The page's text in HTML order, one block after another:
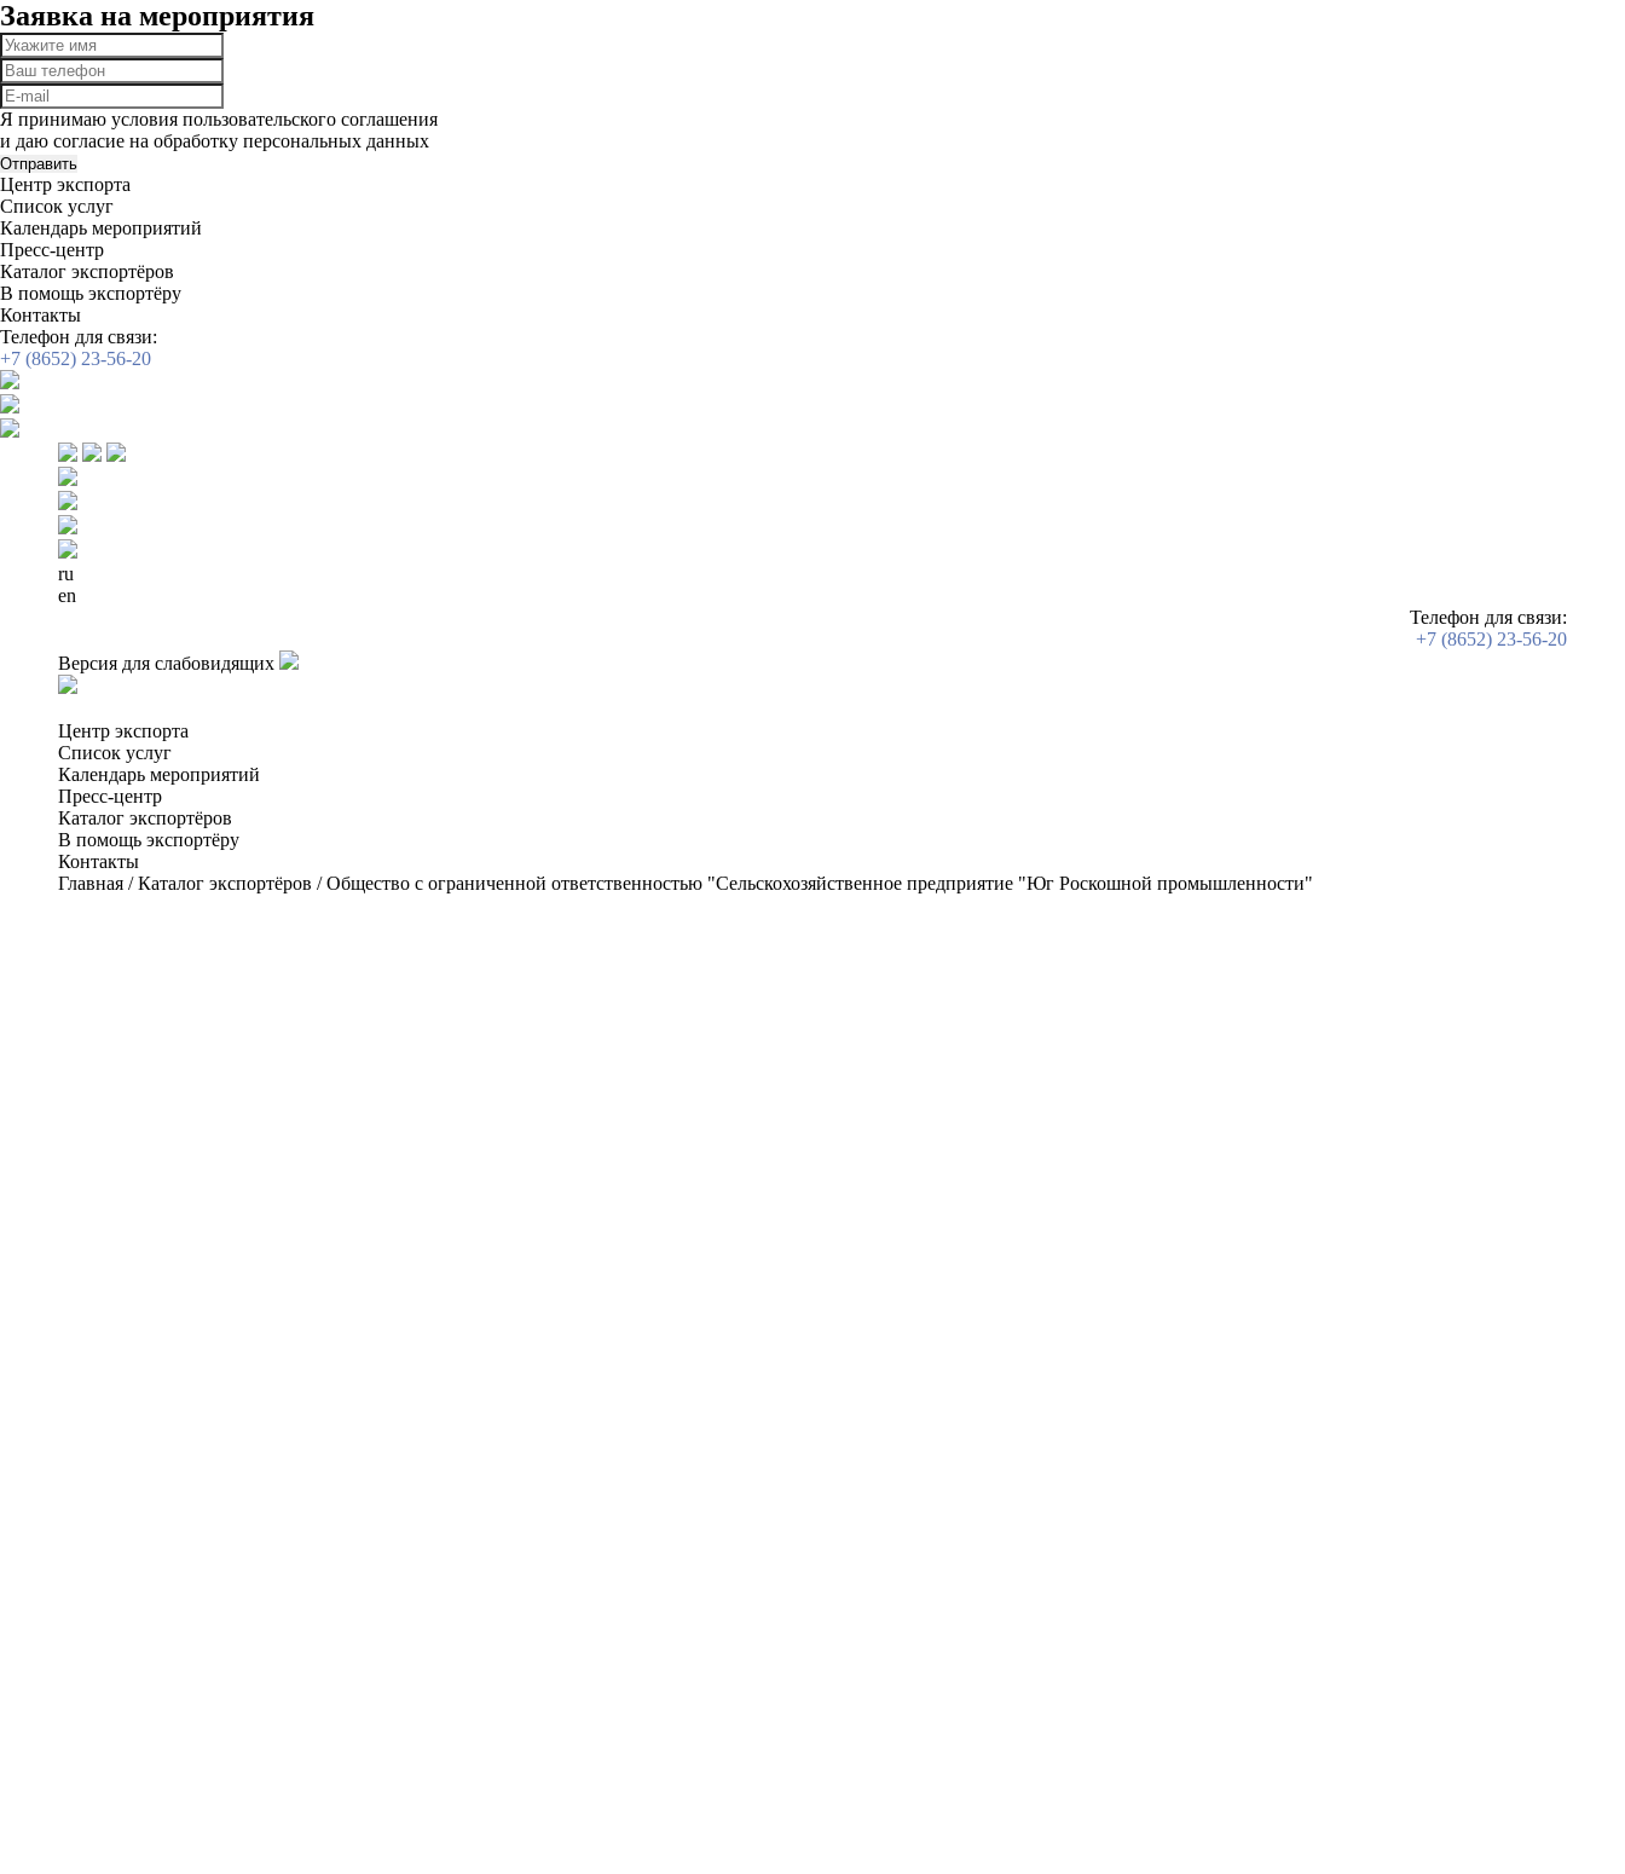
Заявка на мероприятия
Я принимаю условия пользовательского соглашения
и даю согласие на обработку персональных данных
Отправить
Центр экспорта
Список услуг
Календарь мероприятий
Пресс-центр
Каталог экспортёров
В помощь экспортёру
Контакты
Телефон для связи:
+7 (8652) 23-56-20
ru
en
Телефон для связи:
+7 (8652) 23-56-20
Версия для слабовидящих
Центр экспорта
Список услуг
Календарь мероприятий
Пресс-центр
Каталог экспортёров
В помощь экспортёру
Контакты
Главная /Каталог экспортёров /Общество с ограниченной ответственностью "Сельскохозяйственное предприятие "Юг Роскошной промышленности"